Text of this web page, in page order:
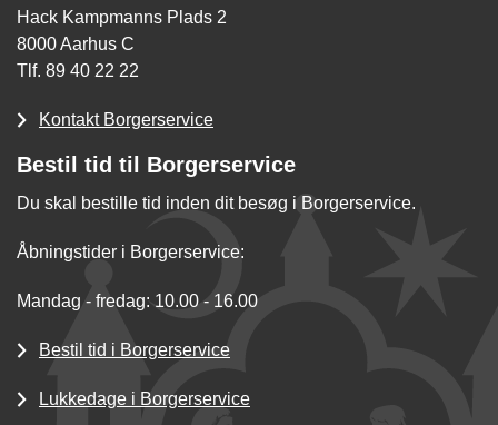
Hack Kampmanns Plads 2
8000 Aarhus C
Tlf. 89 40 22 22
Kontakt Borgerservice
Bestil tid til Borgerservice
Du skal bestille tid inden dit besøg i Borgerservice.
Åbningstider i Borgerservice:
Mandag - fredag: 10.00 - 16.00
Bestil tid i Borgerservice
Lukkedage i Borgerservice